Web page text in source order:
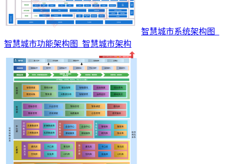
智慧城市系统架构图_
智慧城市功能架构图_智慧城市架构